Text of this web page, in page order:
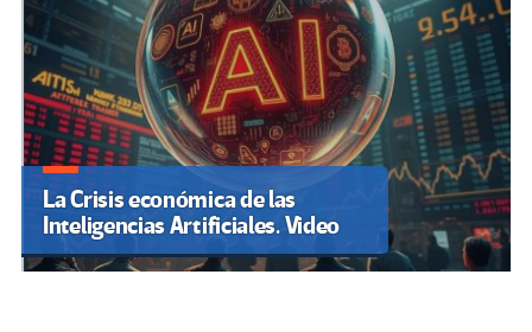
La Crisis económica de las
Inteligencias Artificiales. Video